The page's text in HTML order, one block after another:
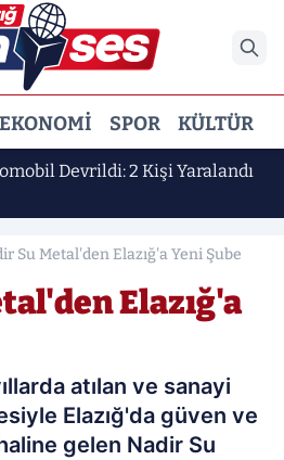
EKONOMI SPOR KÜLTÜR
Devrildi: 2 Kişi Yaralandı
Su Metal'den Elazığ'a Yeni Şube
Elazığ'a
atılan ve sanayi
Elazığ'da güven ve
gelen Nadir Su